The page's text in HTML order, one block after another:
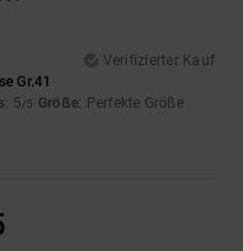
Verifizierter Kauf
Gr.41
: 5/5 Größe: Perfekte Größe